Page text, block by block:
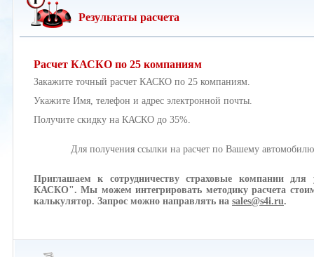
Результаты расчета
Расчет КАСКО по 25 компаниям
Закажите точный расчет КАСКО по 25 компаниям.
Укажите Имя, телефон и адрес электронной почты.
Получите скидку на КАСКО до 35%.
Для получения ссылки на расчет по Вашему
Приглашаем к сотрудничеству страховые компании
КАСКО". Мы можем интегрировать методику расчета
калькулятор. Запрос можно направлять на sales@s4i.ru.